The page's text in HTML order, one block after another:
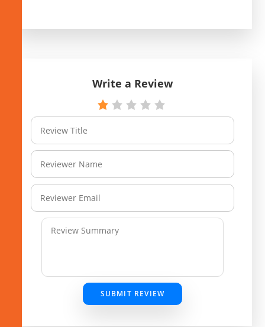
Write a Review
SUBMIT REVIEW